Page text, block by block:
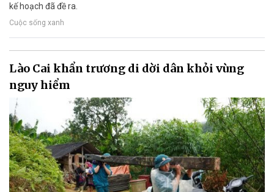
kế hoạch đã đề ra.
Cuộc sống xanh
Lào Cai khẩn trương di dời dân khỏi vùng
nguy hiểm